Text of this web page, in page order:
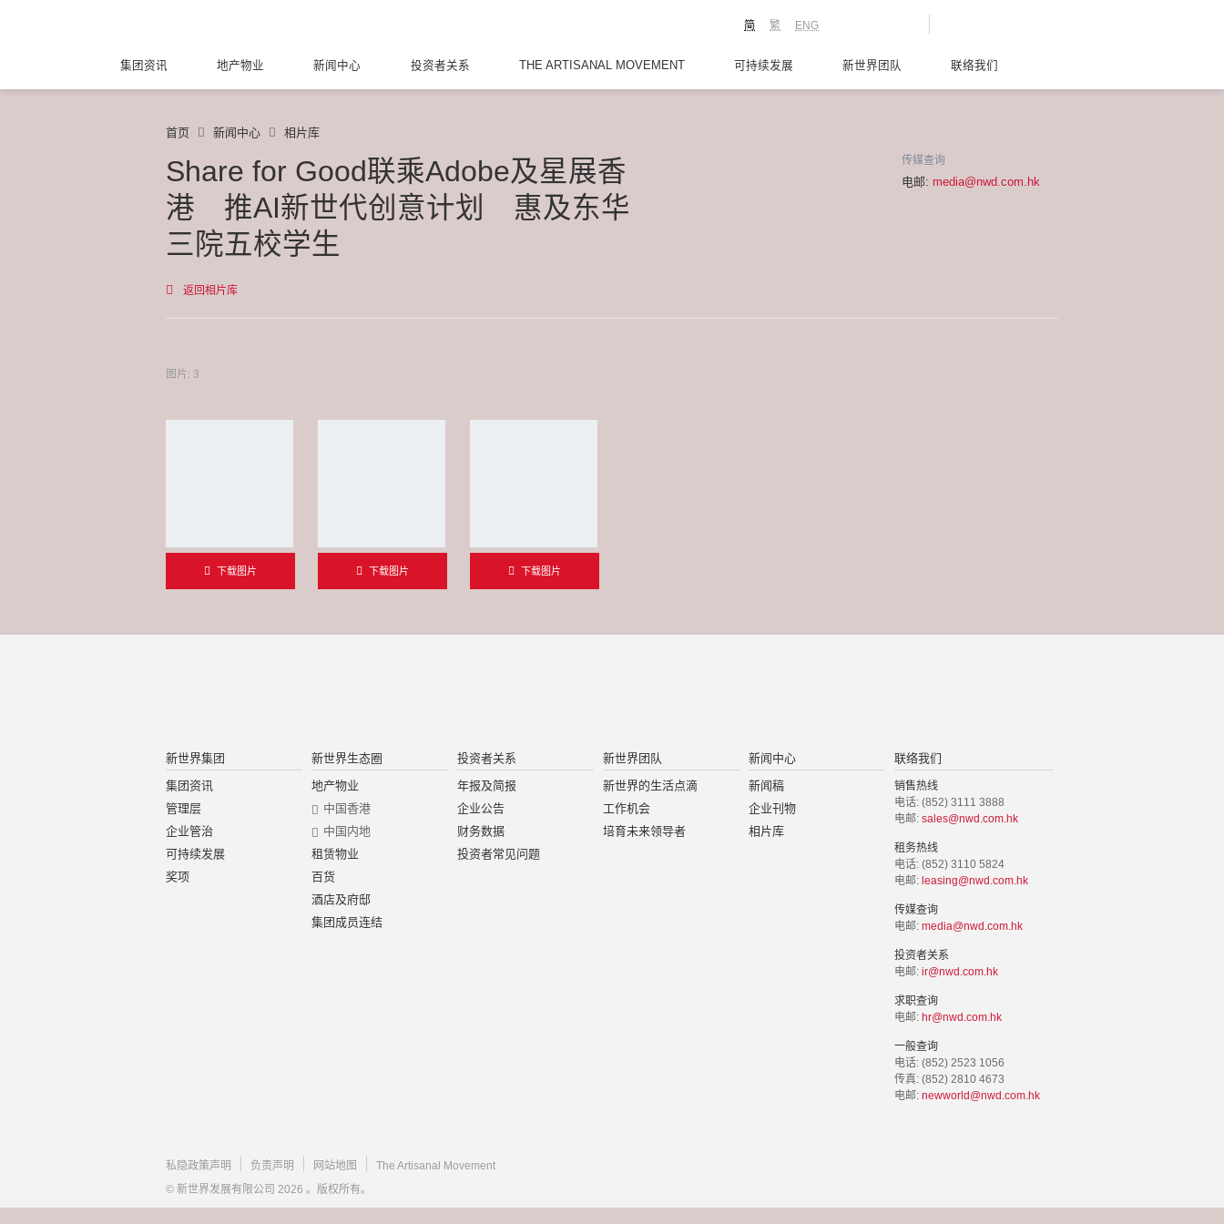
ENG
繁
简
集团资讯 地产物业 新闻中心 投资者关系 THE ARTISANAL MOVEMENT 可持续发展 新世界团队 联络我们
首页 新闻中心 相片库
Share for Good联乘Adobe及星展香
港 推AI新世代创意计划 惠及东华
三院五校学生
传媒查询
电邮: media@nwd.com.hk
返回相片库
图片: 3
下载图片 下载图片 下载图片
新世界集团
集团资讯
管理层
企业管治
可持续发展
奖项
新世界生态圈
地产物业
中国香港
中国内地
租赁物业
百货
酒店及府邸
集团成员连结
投资者关系
年报及简报
企业公告
财务数据
投资者常见问题
新世界团队
新世界的生活点滴
工作机会
培育未来领导者
新闻中心
新闻稿
企业刊物
相片库
联络我们
销售热线
电话: (852) 3111 3888
电邮: sales@nwd.com.hk
租务热线
电话: (852) 3110 5824
电邮: leasing@nwd.com.hk
传媒查询
电邮: media@nwd.com.hk
投资者关系
电邮: ir@nwd.com.hk
求职查询
电邮: hr@nwd.com.hk
一般查询
电话: (852) 2523 1056
传真: (852) 2810 4673
电邮: newworld@nwd.com.hk
私隐政策声明 负责声明 网站地图
The Artisanal Movement
© 新世界发展有限公司 2026 。版权所有。